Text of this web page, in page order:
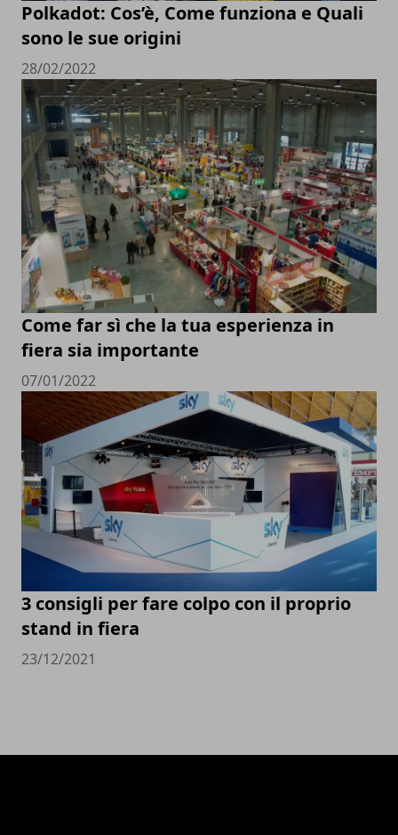
Polkadot: Cos’è, Come funziona e Quali
sono le sue origini
28/02/2022
Come far sì che la tua esperienza in
fiera sia importante
07/01/2022
3 consigli per fare colpo con il proprio
stand in fiera
23/12/2021